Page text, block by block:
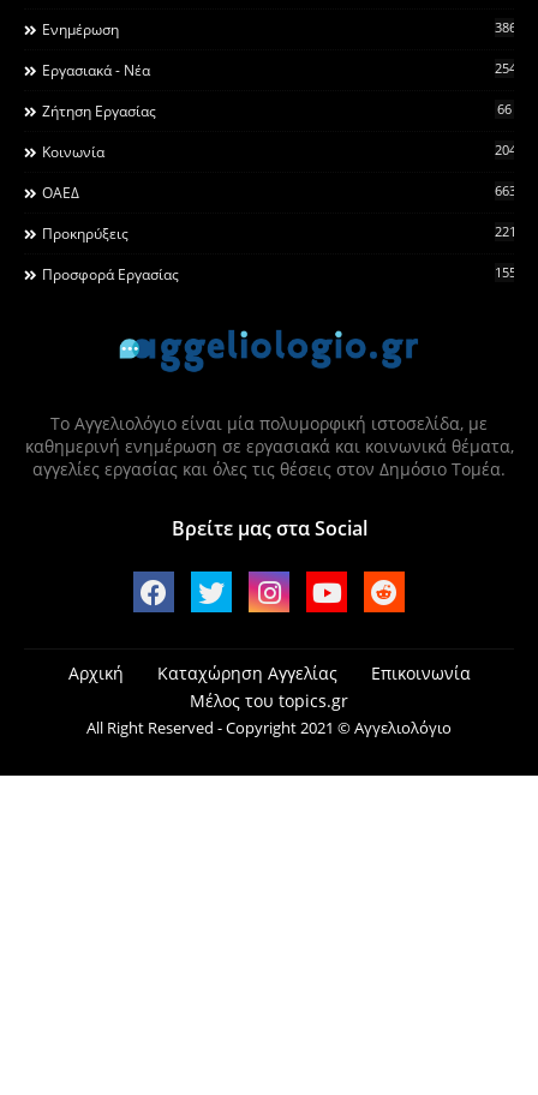
Ενημέρωση 3868
Εργασιακά - Νέα 2546
Ζήτηση Εργασίας 66
Κοινωνία 2044
ΟΑΕΔ 663
Προκηρύξεις 2215
Προσφορά Εργασίας 155
Το Αγγελιολόγιο είναι μία πολυμορφική ιστοσελίδα, με
καθημερινή ενημέρωση σε εργασιακά και κοινωνικά θέματα,
αγγελίες εργασίας και όλες τις θέσεις στον Δημόσιο Τομέα.
Βρείτε μας στα Social
Αρχική Καταχώρηση Αγγελίας
Επικοινωνία
Μέλος του topics.gr
All Right Reserved - Copyright 2021 © Αγγελιολόγιο